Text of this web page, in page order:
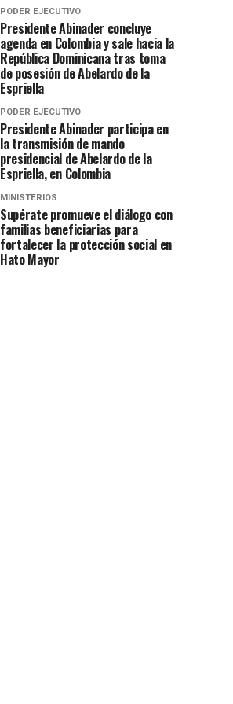
PODER EJECUTIVO
Presidente Abinader concluye
agenda en Colombia y sale hacia la
República Dominicana tras toma
de posesión de Abelardo de la
Espriella
PODER EJECUTIVO
Presidente Abinader participa en
la transmisión de mando
presidencial de Abelardo de la
Espriella, en Colombia
MINISTERIOS
Supérate promueve el diálogo con
familias beneficiarias para
fortalecer la protección social en
Hato Mayor